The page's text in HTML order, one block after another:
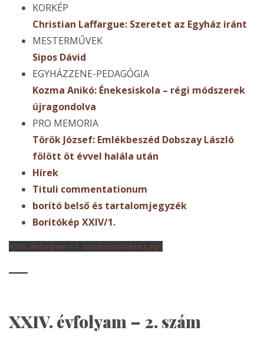
KORKÉP
Christian Laffargue: Szeretet az Egyház iránt
MESTERMŰVEK
Sipos Dávid
EGYHÁZZENE-PEDAGÓGIA
Kozma Anikó: Énekesiskola – régi módszerek
újragondolva
PRO MEMORIA
Török József: Emlékbeszéd Dobszay László
fölött öt évvel halála után
Hírek
Tituli commentationum
borító belső és tartalomjegyzék
Borítókép XXIV/1.
XXIV. évfolyam – 1. szám letöltése (.zip)
XXIV. évfolyam – 2. szám